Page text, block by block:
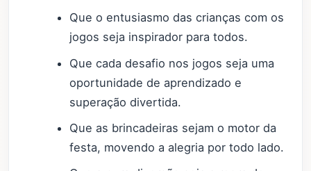
Que o entusiasmo das crianças com os
jogos seja inspirador para todos.
Que cada desafio nos jogos seja uma
oportunidade de aprendizado e
superação divertida.
Que as brincadeiras sejam o motor da
festa, movendo a alegria por todo lado.